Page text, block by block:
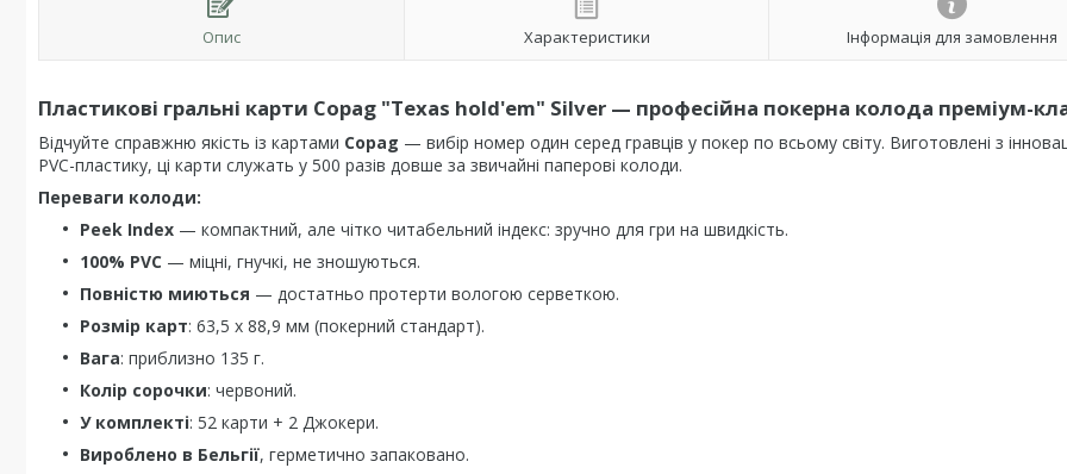
Опис Характеристики Інформація для замовлення
Пластикові гральні карти Copag "Texas hold'em" Silver — професійна покерна колода преміум-
Відчуйте справжню якість із картами Copag — вибір номер один серед гравців у покер по всьому світу. Виготовлені з
PVC-пластику, ці карти служать у 500 разів довше за звичайні паперові колоди.
Переваги колоди:
Peek Index — компактний, але чітко читабельний індекс: зручно для гри на швидкість.
100% PVC — міцні, гнучкі, не зношуються.
Повністю миються — достатньо протерти вологою серветкою.
Розмір карт: 63,5 x 88,9 мм (покерний стандарт).
Вага: приблизно 135 г.
Колір сорочки: червоний.
У комплекті: 52 карти + 2 Джокери.
Вироблено в Бельгії, герметично запаковано.